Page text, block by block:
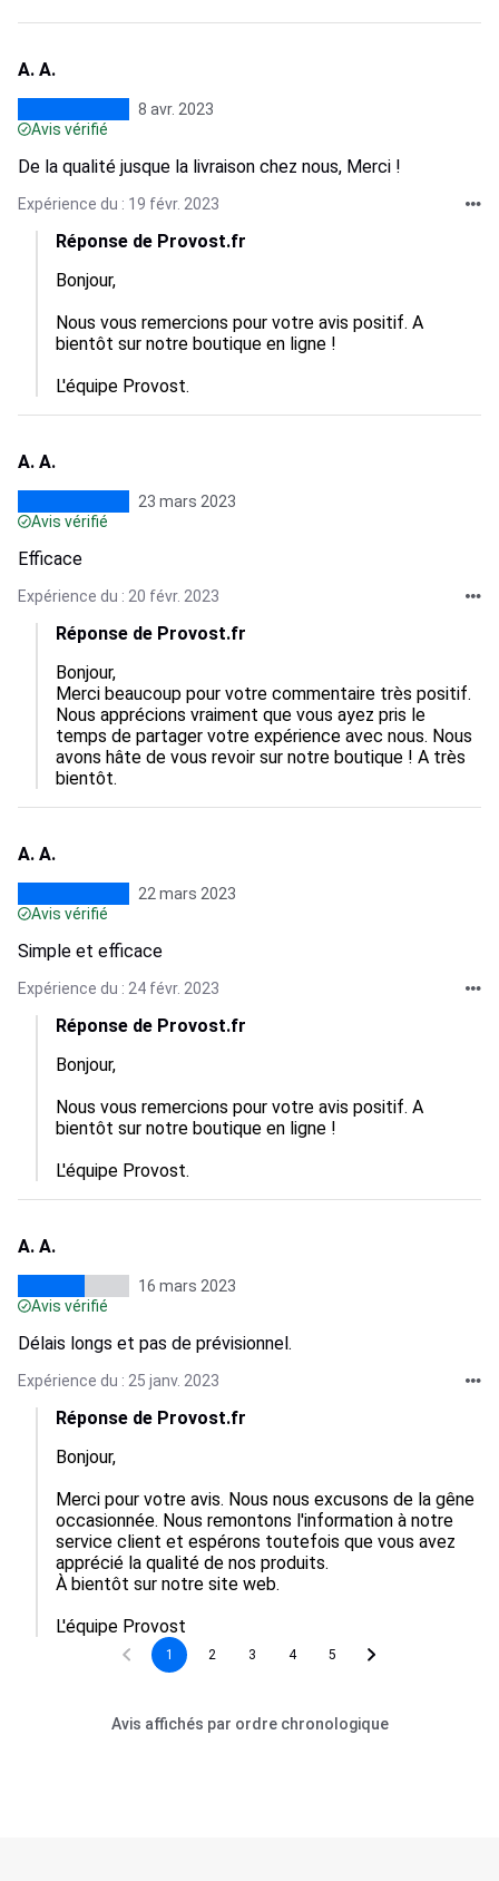
A. A.
8 avr. 2023
Avis vérifié
De la qualité jusque la livraison chez nous, Merci !
Expérience du : 19 févr. 2023
Réponse de Provost.fr
Bonjour,
Nous vous remercions pour votre avis positif. A
bientôt sur notre boutique en ligne !
L'équipe Provost.
A. A.
23 mars 2023
Avis vérifié
Efficace
Expérience du : 20 févr. 2023
Réponse de Provost.fr
Bonjour,
Merci beaucoup pour votre commentaire très positif.
Nous apprécions vraiment que vous ayez pris le
temps de partager votre expérience avec nous. Nous
avons hâte de vous revoir sur notre boutique ! A très
bientôt.
A. A.
22 mars 2023
Avis vérifié
Simple et efficace
Expérience du : 24 févr. 2023
Réponse de Provost.fr
Bonjour,
Nous vous remercions pour votre avis positif. A
bientôt sur notre boutique en ligne !
L'équipe Provost.
A. A.
16 mars 2023
Avis vérifié
Délais longs et pas de prévisionnel.
Expérience du : 25 janv. 2023
Réponse de Provost.fr
Bonjour,
Merci pour votre avis. Nous nous excusons de la gêne
occasionnée. Nous remontons l'information à notre
service client et espérons toutefois que vous avez
apprécié la qualité de nos produits.
À bientôt sur notre site web.
L'équipe Provost
1 2 3 4 5
Avis affichés par ordre chronologique